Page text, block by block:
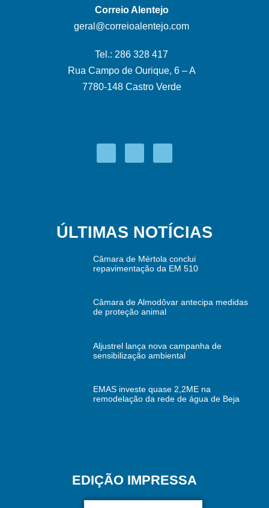
Correio Alentejo
geral@correioalentejo.com
Tel.: 286 328 417
Rua Campo de Ourique, 6 – A
7780-148 Castro Verde
ÚLTIMAS NOTÍCIAS
Câmara de Mértola conclui
repavimentação da EM 510
Câmara de Almodôvar antecipa medidas
de proteção animal
Aljustrel lança nova campanha de
sensibilização ambiental
EMAS investe quase 2,2ME na
remodelação da rede de água de Beja
EDIÇÃO IMPRESSA